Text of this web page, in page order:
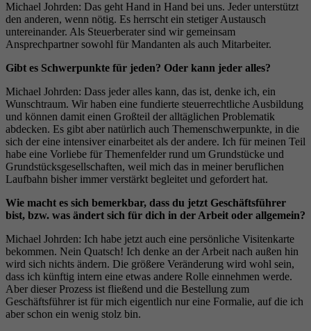
Michael Johrden: Das geht Hand in Hand bei uns. Jeder unterstützt
den anderen, wenn nötig. Es herrscht ein stetiger Austausch
untereinander. Als Steuerberater sind wir gemeinsam
Ansprechpartner sowohl für Mandanten als auch Mitarbeiter.
Gibt es Schwerpunkte für jeden? Oder kann jeder alles?
Michael Johrden: Dass jeder alles kann, das ist, denke ich, ein
Wunschtraum. Wir haben eine fundierte steuerrechtliche Ausbildung
und können damit einen Großteil der alltäglichen Problematik
abdecken. Es gibt aber natürlich auch Themenschwerpunkte, in die
sich der eine intensiver einarbeitet als der andere. Ich für meinen Teil
habe eine Vorliebe für Themenfelder rund um Grundstücke und
Grundstücksgesellschaften, weil mich das in meiner beruflichen
Laufbahn bisher immer verstärkt begleitet und gefordert hat.
Wie macht es sich bemerkbar, dass du jetzt Geschäftsführer
bist, bzw. was ändert sich für dich in der Arbeit oder allgemein?
Michael Johrden: Ich habe jetzt auch eine persönliche Visitenkarte
bekommen. Nein Quatsch! Ich denke an der Arbeit nach außen hin
wird sich nichts ändern. Die größere Veränderung wird wohl sein,
dass ich künftig intern eine etwas andere Rolle einnehmen werde.
Aber dieser Prozess ist fließend und die Bestellung zum
Geschäftsführer ist für mich eigentlich nur eine Formalie, auf die ich
aber schon ein wenig stolz bin.